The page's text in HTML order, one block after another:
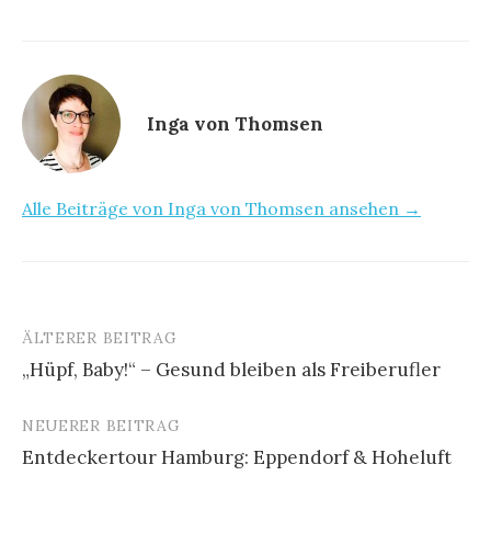
Inga von Thomsen
Alle Beiträge von Inga von Thomsen ansehen →
Beitrags-
Navigation
ÄLTERER BEITRAG
„Hüpf, Baby!“ – Gesund bleiben als Freiberufler
NEUERER BEITRAG
Entdeckertour Hamburg: Eppendorf & Hoheluft